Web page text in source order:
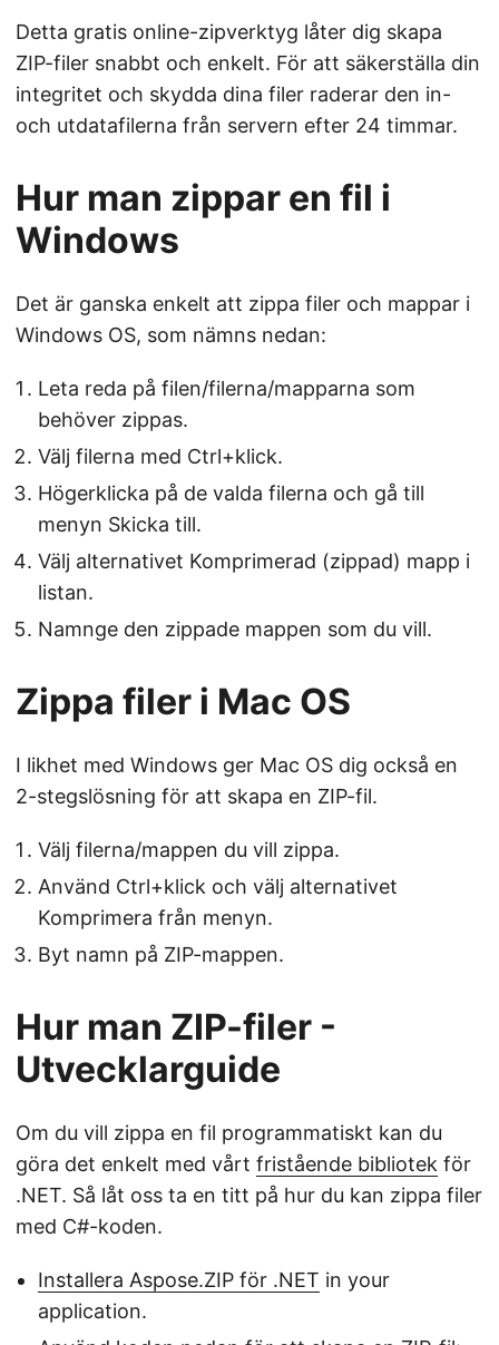
Detta gratis online-zipverktyg låter dig skapa
ZIP-filer snabbt och enkelt. För att säkerställa din
integritet och skydda dina filer raderar den in-
och utdatafilerna från servern efter 24 timmar.
Hur man zippar en fil i
Windows
Det är ganska enkelt att zippa filer och mappar i
Windows OS, som nämns nedan:
Leta reda på filen/filerna/mapparna som
behöver zippas.
Välj filerna med Ctrl+klick.
Högerklicka på de valda filerna och gå till
menyn Skicka till.
Välj alternativet Komprimerad (zippad) mapp i
listan.
Namnge den zippade mappen som du vill.
Zippa filer i Mac OS
I likhet med Windows ger Mac OS dig också en
2-stegslösning för att skapa en ZIP-fil.
Välj filerna/mappen du vill zippa.
Använd Ctrl+klick och välj alternativet
Komprimera från menyn.
Byt namn på ZIP-mappen.
Hur man ZIP-filer -
Utvecklarguide
Om du vill zippa en fil programmatiskt kan du
göra det enkelt med vårt fristående bibliotek för
.NET. Så låt oss ta en titt på hur du kan zippa filer
med C#-koden.
Installera Aspose.ZIP för .NET in your
application.